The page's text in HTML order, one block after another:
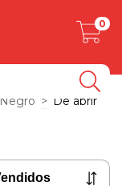
0
Negro > De abrir